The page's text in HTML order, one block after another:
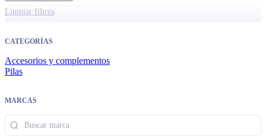
Limpiar filtros
CATEGORÍAS
Accesorios y complementos
Pilas
MARCAS